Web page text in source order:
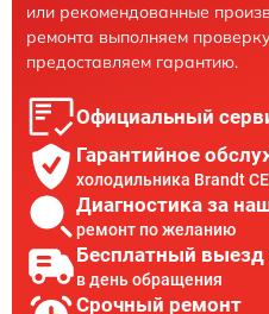
или рекомендованные
ремонта выполняем
предоставляем гарантию.
Официальный
Гарантийное
холодильника Brandt
Диагностика за
ремонт по желанию
Бесплатный выезд
в день обращения
Срочный ремонт